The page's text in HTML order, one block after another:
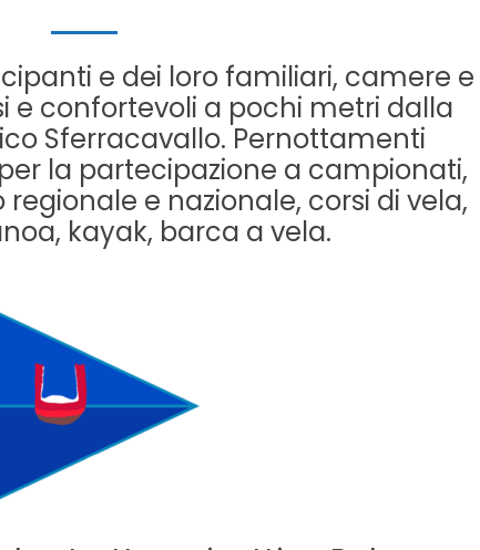
e dei loro familiari, camere e
e confortevoli a pochi metri dalla
Sferracavallo. Pernottamenti
la partecipazione a campionati,
e nazionale, corsi di vela,
kayak, barca a vela.